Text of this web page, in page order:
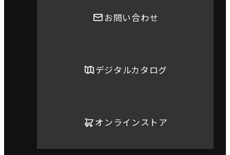
お問い合わせ
デジタルカタログ
オンラインストア